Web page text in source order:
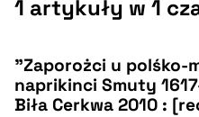
1 artykuły w 1
"Zaporożci u polśko-
naprikinci Smuty
Biła Cerkwa 2010 :